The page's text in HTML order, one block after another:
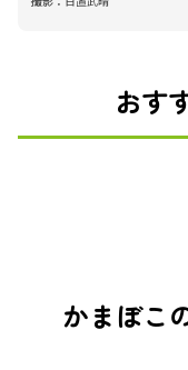
おす
かまぼこ